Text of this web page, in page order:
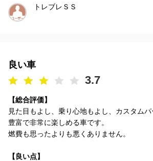
トレブレＳＳ
良い車
3.7
【総合評価】
見た目もよし、乗り心地もよし、カスタムパ
豊富で非常に楽しめる車です。
燃費も思ったよりも悪くありません。
【良い点】